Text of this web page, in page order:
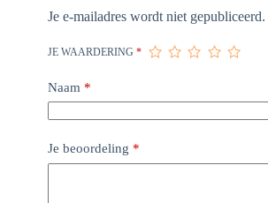
Je e-mailadres wordt niet gepubliceerd.
JE WAARDERING *
Naam *
Je beoordeling *